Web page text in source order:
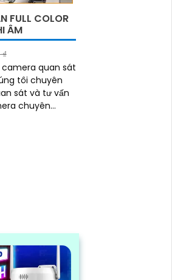
FULL COLOR
ÂM
quan sát
tôi chuyên
sát và tư vấn
chuyên